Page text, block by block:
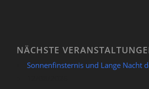
NÄCHSTE
Sonnenfinsternis und Lange Nacht